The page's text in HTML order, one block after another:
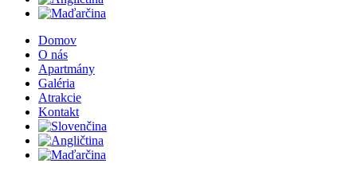
Domov
O nás
Apartmány
Galéria
Atrakcie
Kontakt